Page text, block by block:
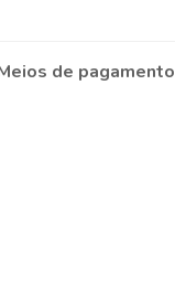
de pagamento